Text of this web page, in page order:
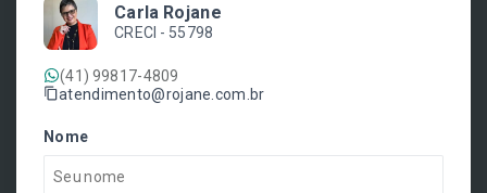
Carla Rojane
CRECI - 55798
(41) 99817-4809
atendimento@rojane.com.br
Nome